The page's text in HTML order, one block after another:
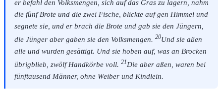
er befahl den Volksmengen, sich auf das Gras zu lagern, nahm
die fünf Brote und die zwei Fische, blickte auf gen Himmel und
segnete sie, und er brach die Brote und gab sie den Jüngern,
die Jünger aber gaben sie den Volksmengen. 20Und sie aßen
alle und wurden gesättigt. Und sie hoben auf, was an Brocken
übrigblieb, zwölf Handkörbe voll. 21Die aber aßen, waren bei
fünftausend Männer, ohne Weiber und Kindlein.